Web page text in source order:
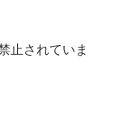
止されていま